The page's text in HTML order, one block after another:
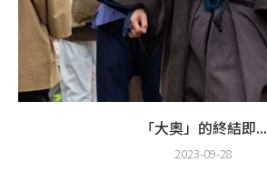
「大奧」的終結即...
2023-09-28